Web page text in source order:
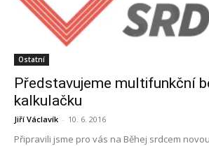
Ostatní
Představujeme multifunkční
kalkulačku
Jiří Václavík - 10. 6. 2016
Připravili jsme pro vás na Běhej srdcem